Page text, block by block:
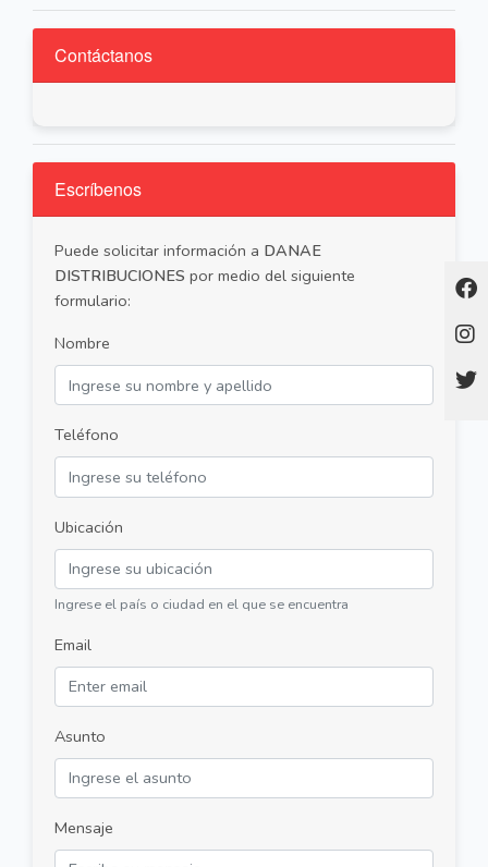
Contáctanos
Escríbenos
Puede solicitar información a DANAE
DISTRIBUCIONES por medio del siguiente
formulario:
Nombre
Teléfono
Ubicación
Ingrese el país o ciudad en el que se encuentra
Email
Asunto
Mensaje